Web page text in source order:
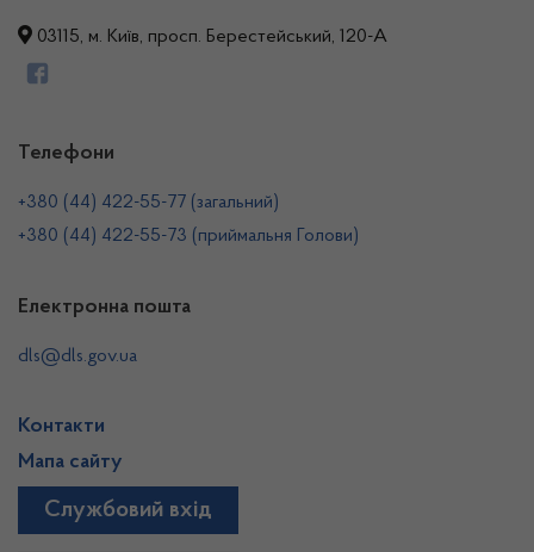
03115, м. Київ, просп. Берестейський, 120-А
Телефони
+380 (44) 422-55-77 (загальний)
+380 (44) 422-55-73 (приймальня Голови)
Електронна пошта
dls@dls.gov.ua
Контакти
Мапа сайту
Службовий вхід